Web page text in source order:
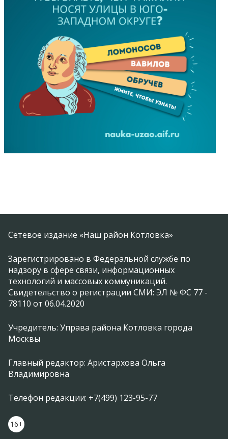
Сетевое издание «Наш район Котловка»
Зарегистрировано в Федеральной службе по
надзору в сфере связи, информационных
технологий и массовых коммуникаций.
Свидетельство о регистрации СМИ: ЭЛ № ФС 77 -
78110 от 06.04.2020
Учредитель: Управа района Котловка города
Москвы
Главный редактор: Аристархова Ольга
Владимировна
Телефон редакции: +7(499) 123-95-77
16+